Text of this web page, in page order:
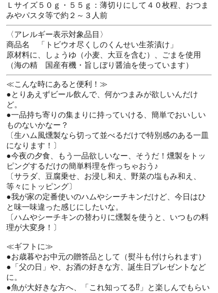
Ｌサイズ５０ｇ・５５ｇ：薄切りにして４０枚程、おつま
みやパスタ等で約２～３人前
〈アレルギー表示対象品目〉
商品名 「トビウオ尽くしのくんせい生茶漬け」
原材料に、しょうゆ（小麦、大豆を含む）、ごまを使用
（海の精 国産有機・旨しぼり醤油を使っています）
≪こんな時にあると便利！≫
●とりあえずビール飲んで、何かつまみが欲しいんだけ
ど。
●一品持ち寄りの集まりに持っていける、簡単でおいしい
ものないかなー？
〔生ハム風燻製なら切って並べるだけで特別感のある一皿
になります！〕
●今夜の夕食、もう一品欲しいなー、そうだ！燻製をトッ
ピングするだけの簡単料理を作っちゃおう♪
〔サラダ、豆腐乗せ、お浸し和え、野菜の塩もみ和え、
等々にトッピング〕
●我が家の定番使いのハムやシーチキンだけど、今日はひ
と味一味違った感じにしたいな。
〔ハムやシーチキンの替わりに燻製を使うと、いつもの料
理が大変身！〕
≪ギフトに≫
●お歳暮やお中元の贈答品として（熨斗も付けられます）
●「父の日」や、お酒の好きな方、誕生日プレゼントなど
に。
●魚が大好きな方へ、「これ知ってる⁉」と楽しんでもらい